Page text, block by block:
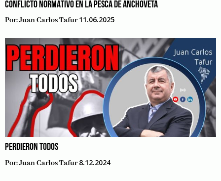
CONFLICTO NORMATIVO EN LA PESCA DE ANCHOVETA
Por:Juan Carlos Tafur 11.06.2025
PERDIERON TODOS
Por:Juan Carlos Tafur 8.12.2024